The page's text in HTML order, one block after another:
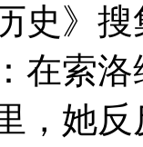
史》
在索
，她反